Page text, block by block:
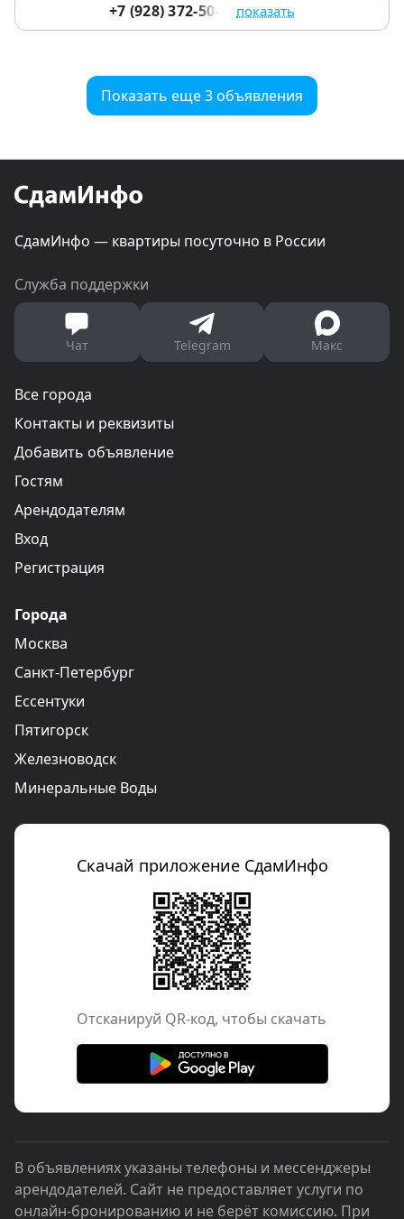
+7 (928) 372-50-07 показать
Показать еще 3 объявления
СдамИнфо — квартиры посуточно в России
Служба поддержки
Чат Telegram Макс
Все города
Контакты и реквизиты
Добавить объявление
Гостям
Арендодателям
Вход
Регистрация
Города
Москва
Санкт-Петербург
Ессентуки
Пятигорск
Железноводск
Минеральные Воды
Скачай приложение СдамИнфо
Отcканируй QR-код, чтобы скачать
В объявлениях указаны телефоны и мессенджеры
арендодателей. Сайт не предоставляет услуги по
онлайн-бронированию и не берёт комиссию. При